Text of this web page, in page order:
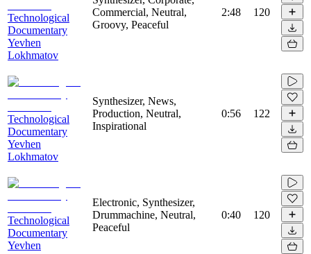
Technological
Documentary
Yevhen
Lokhmatov
Commercial, Neutral,
Groovy, Peaceful
2:48 120
Technological
Documentary
Yevhen
Lokhmatov
Synthesizer, News,
Production, Neutral,
Inspirational
0:56 122
Technological
Documentary
Yevhen
Electronic, Synthesizer,
Drummachine, Neutral,
Peaceful
0:40 120